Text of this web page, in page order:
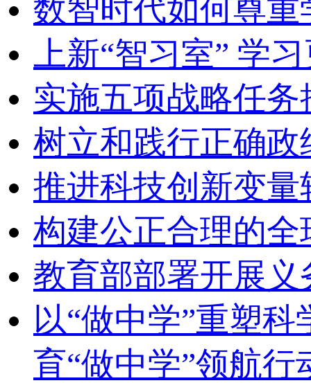
数智时代如何尊重
上新“智习室” 学
实施五项战略任
树立和践行正确
推进科技创新变
构建公正合理的
教育部部署开展义
以“做中学”重塑
育“做中学”领航行